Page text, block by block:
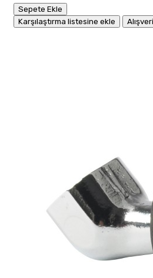
Sepete Ekle
Karşılaştırma listesine ekle